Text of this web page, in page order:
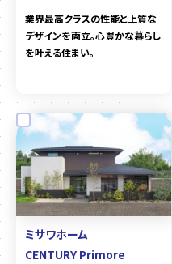
業界最高クラスの性能と上質な
デザインを両立。心豊かな暮らし
を叶える住まい。
ミサワホーム
CENTURY Primore